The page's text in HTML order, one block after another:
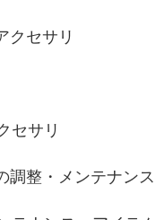
クセサリ
セサリ
調整・メンテナンス